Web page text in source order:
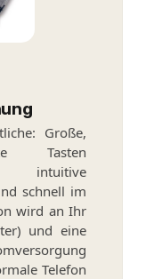
Große,
Tasten
intuitive
schnell im
wird an Ihr
und eine
Telefon